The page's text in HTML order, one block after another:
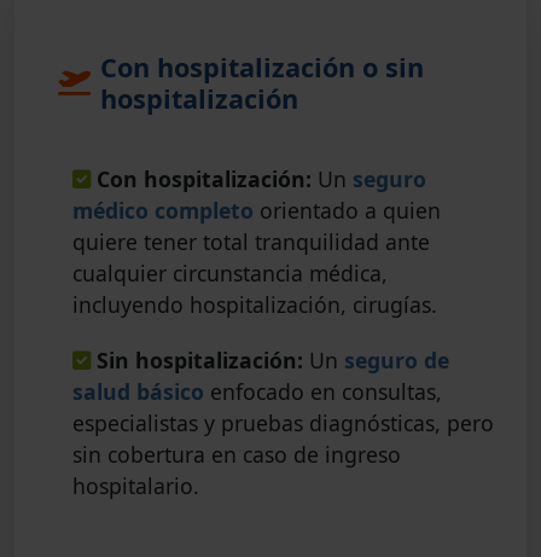
Con hospitalización o sin
hospitalización
Con hospitalización: Un seguro
médico completo orientado a quien
quiere tener total tranquilidad ante
cualquier circunstancia médica,
incluyendo hospitalización, cirugías.
Sin hospitalización: Un seguro de
salud básico enfocado en consultas,
especialistas y pruebas diagnósticas, pero
sin cobertura en caso de ingreso
hospitalario.